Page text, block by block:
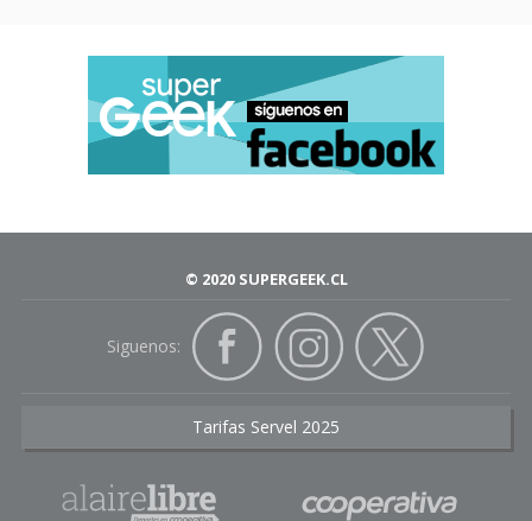
© 2020 SUPERGEEK.CL
Siguenos:
Tarifas Servel 2025